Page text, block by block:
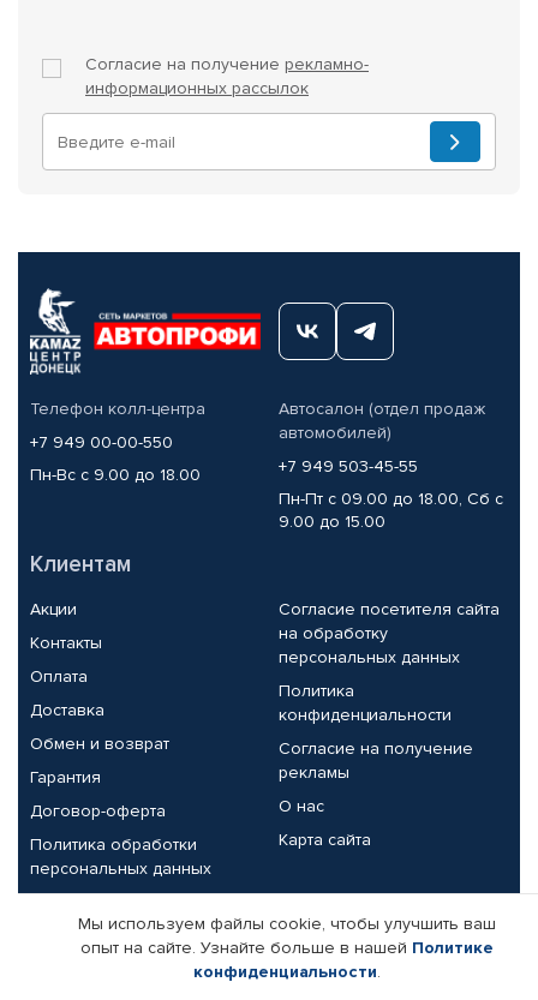
Согласие на получение рекламно-
информационных рассылок
Телефон колл-центра
+7 949 00-00-550
Пн-Вс с 9.00 до 18.00
Автосалон (отдел продаж
автомобилей)
+7 949 503-45-55
Пн-Пт с 09.00 до 18.00, Сб с
9.00 до 15.00
Клиентам
Акции
Контакты
Оплата
Доставка
Обмен и возврат
Гарантия
Договор-оферта
Политика обработки
персональных данных
Согласие посетителя сайта
на обработку
персональных данных
Политика
конфиденциальности
Согласие на получение
рекламы
О нас
Карта сайта
Партнерам
Корпоративным клиентам
Реквизиты компании
Мы используем файлы cookie, чтобы улучшить ваш
опыт на сайте. Узнайте больше в нашей Политике
конфиденциальности.